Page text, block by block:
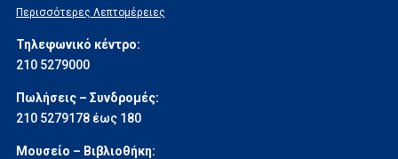
Περισσότερες Λεπτομέρειες
Τηλεφωνικό κέντρο:
210 5279000
Πωλήσεις – Συνδρομές:
210 5279178 έως 180
Μουσείο – Βιβλιοθήκη: